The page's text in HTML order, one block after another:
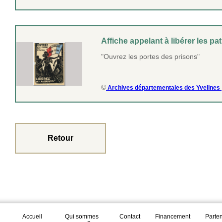
Affiche appelant à libérer les
"Ouvrez les portes des prisons"
© Archives départementales des Yvelines
Retour
Accueil
Qui sommes
Contact Financement